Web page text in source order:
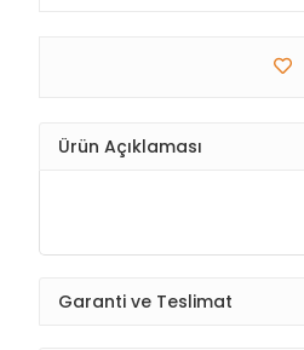
Ürün Açıklaması
Garanti ve Teslimat